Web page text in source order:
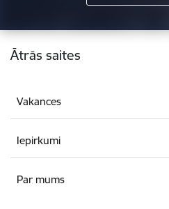
Kājene
Ātrās saites
Vakances
Iepirkumi
Par mums